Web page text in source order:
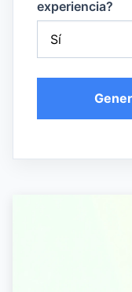
experiencia?